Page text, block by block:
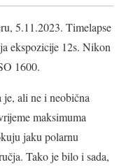
5.11.2023. Timelapse
ekspozicije 12s. Nikon
1600.
ali ne i neobična
maksimuma
jaku polarnu
Tako je bilo i sada,